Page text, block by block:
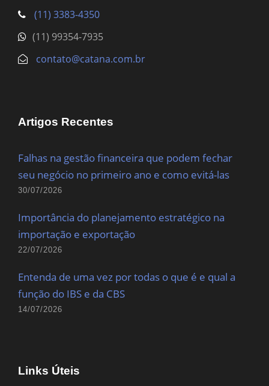
(11) 3383-4350
(11) 99354-7935
contato@catana.com.br
Artigos Recentes
Falhas na gestão financeira que podem fechar
seu negócio no primeiro ano e como evitá-las
30/07/2026
Importância do planejamento estratégico na
importação e exportação
22/07/2026
Entenda de uma vez por todas o que é e qual a
função do IBS e da CBS
14/07/2026
Links Úteis